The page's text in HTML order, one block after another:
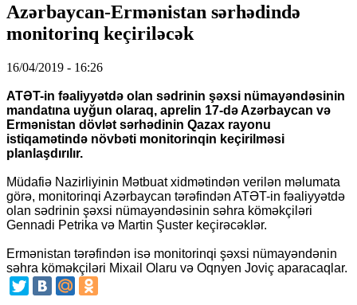
Azərbaycan-Ermənistan sərhədində
monitorinq keçiriləcək
16/04/2019 - 16:26
ATƏT-in fəaliyyətdə olan sədrinin şəxsi nümayəndəsinin
mandatına uyğun olaraq, aprelin 17-də Azərbaycan və
Ermənistan dövlət sərhədinin Qazax rayonu
istiqamətində növbəti monitorinqin keçirilməsi
planlaşdırılır.
Müdafiə Nazirliyinin Mətbuat xidmətindən verilən məlumata
görə, monitorinqi Azərbaycan tərəfindən ATƏT-in fəaliyyətdə
olan sədrinin şəxsi nümayəndəsinin səhra köməkçiləri
Gennadi Petrika və Martin Şuster keçirəcəklər.
Ermənistan tərəfindən isə monitorinqi şəxsi nümayəndənin
səhra köməkçiləri Mixail Olaru və Oqnyen Joviç aparacaqlar.